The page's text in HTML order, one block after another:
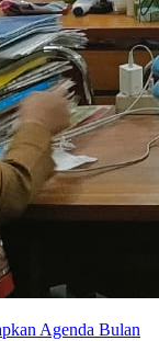
Agenda Bulan